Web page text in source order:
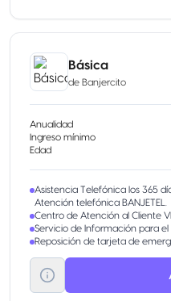
Básica
de Banjercito
Anualidad
Ingreso mínimo
Edad
Asistencia Telefónica los 365
Atención telefónica BANJETEL.
Centro de Atención al Cliente
Servicio de Información para el
Reposición de tarjeta de